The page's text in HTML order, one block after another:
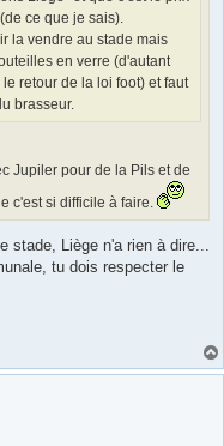
ce que je sais).
la vendre au stade mais
en verre (d'autant
retour de la loi foot) et faut
brasseur.
Jupiler pour de la Pils et de
c'est si difficile à faire.
stade, Liège n'a rien à dire...
tu dois respecter le